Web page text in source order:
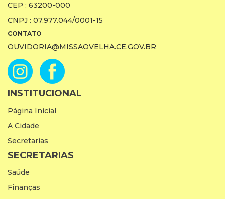
CEP : 63200-000
CNPJ : 07.977.044/0001-15
CONTATO
OUVIDORIA@MISSAOVELHA.CE.GOV.BR
INSTITUCIONAL
Página Inicial
A Cidade
Secretarias
SECRETARIAS
Saúde
Finanças